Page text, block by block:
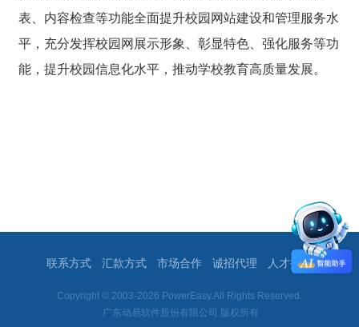
表、内容检查等功能全面提升校园网站建设和管理服务水
平，充分发挥校园网展示形象、彰显特色、强化服务等功
能，提升校园信息化水平，推动学校教育高质量发展。
联系方式 汇款方式 市场合作 诚招代理 人才招聘
Copyright © 2003-2026 PowerEasy.All Rights Reserved.
广东动易软件股份有限公司 版权所有